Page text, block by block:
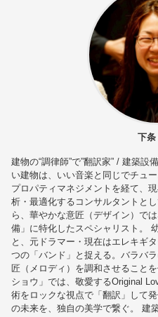
下条
建物の“調律師”で”翻訳家” / 建築
い建物は、いい音楽と同じでチュ
プロパティマネジメントを経て、
析・最適化するコンサルタントと
ら、華やかな意匠（デザイン）で
備」に特化したスペシャリスト。
と、元ドラマー・現在はエレキギ
つの「バンド」と捉える。バラバ
匠（メロディ）を調和させること
ショウ」では、敬愛するOriginal
術をロックな視点で「翻訳」して
の未来を、独自の美学で繋ぐ。 建